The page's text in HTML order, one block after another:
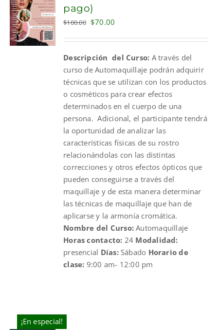
CART
pago)
$100.00 Original
$100.00.
$70.00
$70.00.
Descripción del Curso: A través del
curso de Automaquillaje podrán adquirir
técnicas que se utilizan con los productos
o cosméticos para crear efectos
determinados en el cuerpo de una
persona. Adicional, el participante tendrá
la oportunidad de analizar las
características físicas de su rostro
relacionándolas con las distintas
correcciones y otros efectos ópticos que
pueden conseguirse a través del
maquillaje y de esta manera determinar
las técnicas de maquillaje que han de
aplicarse y la armonía cromática.
Nombre del Curso:Automaquillaje
Horas contacto: 24 Modalidad:
presencial Días:Sábado Horario de
clase: 9:00 am- 12:00 pm
¡En especial!